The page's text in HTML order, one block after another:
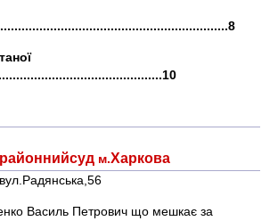
10
1
м.Харкова
Василь Петрович що мешкає за